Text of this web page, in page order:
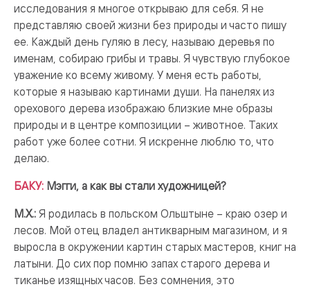
исследования я многое открываю для себя. Я не
представляю своей жизни без природы и часто пишу
ее. Каждый день гуляю в лесу, называю деревья по
именам, собираю грибы и травы. Я чувствую глубокое
уважение ко всему живому. У меня есть работы,
которые я называю картинами души. На панелях из
орехового дерева изображаю близкие мне образы
природы и в центре композиции – животное. Таких
работ уже более сотни. Я искренне люблю то, что
делаю.
БАКУ: Мэгги, а как вы стали художницей?
М.Х.: Я родилась в польском Ольштыне – краю озер и
лесов. Мой отец владел антикварным магазином, и я
выросла в окружении картин старых мастеров, книг на
латыни. До сих пор помню запах старого дерева и
тиканье изящных часов. Без сомнения, это